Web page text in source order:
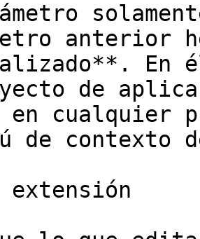
anterior
En
de
en cualquier
de
extensión